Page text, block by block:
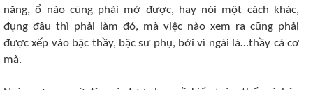
năng, ổ nào cũng phải mở được, hay nói một cách khác,
đụng đâu thì phải làm đó, mà việc nào xem ra cũng phải
được xếp vào bậc thầy, bậc sư phụ, bởi vì ngài là…thầy cả cơ
mà.